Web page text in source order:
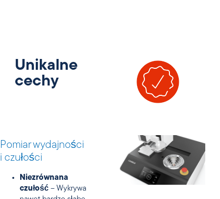
Unikalne
cechy
Pomiar wydajności
i czułości
Niezrównana
czułość – Wykrywa